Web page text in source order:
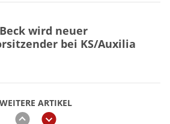
WEITERE ARTIKEL
zurückweiter
wird neuer
bei KS/Auxilia